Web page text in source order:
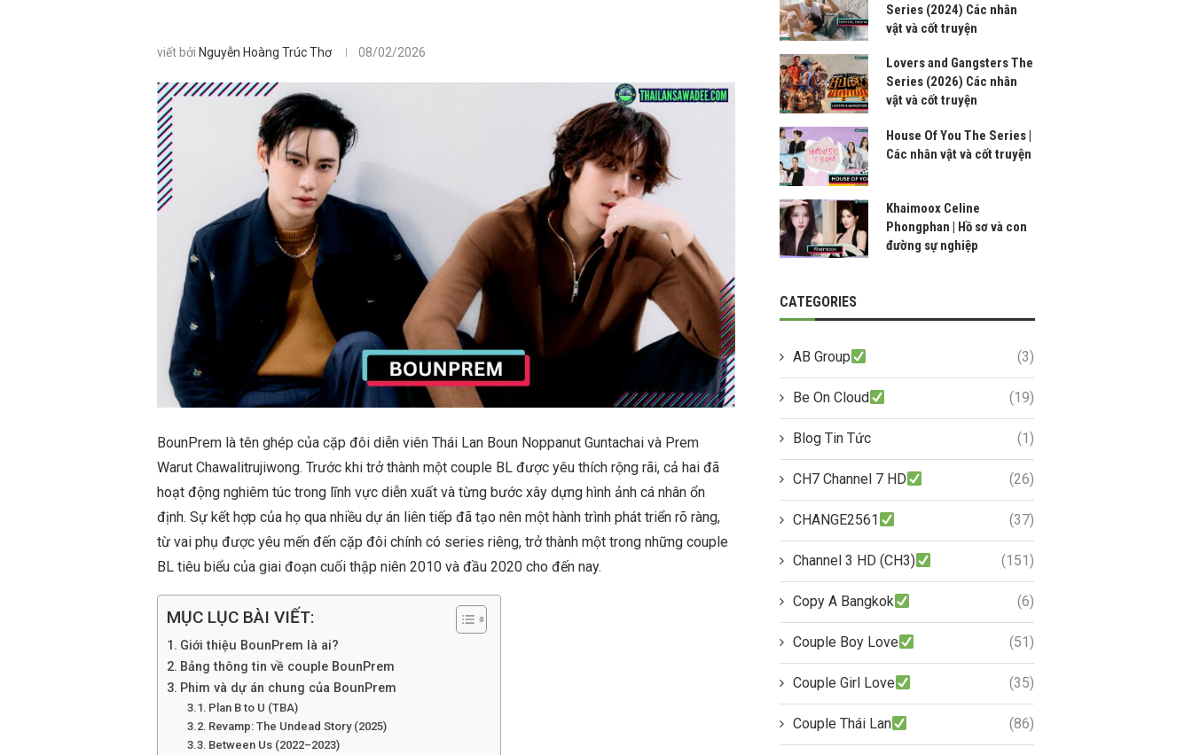
viết bởi Nguyễn Hoàng Trúc Thơ 08/02/2026
BounPrem là tên ghép của cặp đôi diễn viên Thái Lan Boun Noppanut Guntachai và Prem
Warut Chawalitrujiwong. Trước khi trở thành một couple BL được yêu thích rộng rãi, cả hai đã
hoạt động nghiêm túc trong lĩnh vực diễn xuất và từng bước xây dựng hình ảnh cá nhân ổn
định. Sự kết hợp của họ qua nhiều dự án liên tiếp đã tạo nên một hành trình phát triển rõ ràng,
từ vai phụ được yêu mến đến cặp đôi chính có series riêng, trở thành một trong những couple
BL tiêu biểu của giai đoạn cuối thập niên 2010 và đầu 2020 cho đến nay.
MỤC LỤC BÀI VIẾT:
Giới thiệu BounPrem là ai?
Bảng thông tin về couple BounPrem
Phim và dự án chung của BounPrem
Plan B to U (TBA)
Revamp: The Undead Story (2025)
Between Us (2022–2023)
Series (2024) Các nhân
vật và cốt truyện
Lovers and Gangsters The
Series (2026) Các nhân
vật và cốt truyện
House Of You The Series |
Các nhân vật và cốt truyện
Khaimoox Celine
Phongphan | Hồ sơ và con
đường sự nghiệp
CATEGORIES
AB Group (3)
Be On Cloud (19)
Blog Tin Tức (1)
CH7 Channel 7 HD (26)
CHANGE2561 (37)
Channel 3 HD (CH3) (151)
Copy A Bangkok (6)
Couple Boy Love (51)
Couple Girl Love (35)
Couple Thái Lan (86)